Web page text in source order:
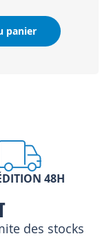
panier
48H
des stocks